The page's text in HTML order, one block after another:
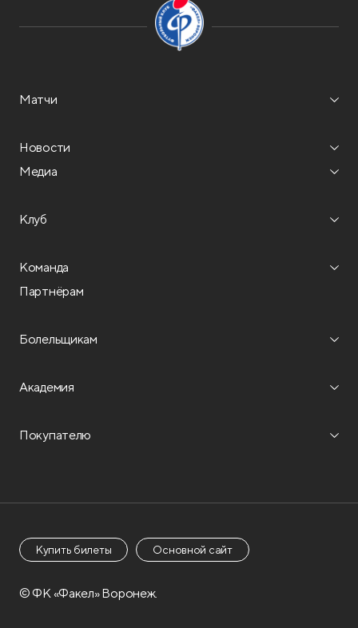
Матчи
Новости
Медиа
Клуб
Команда
Партнёрам
Болельщикам
Академия
Покупателю
Купить билеты Основной сайт
© ФК «Факел» Воронеж.